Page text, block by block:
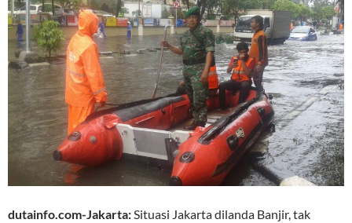
dutainfo.com-Jakarta:Situasi Jakarta dilanda Banjir, tak